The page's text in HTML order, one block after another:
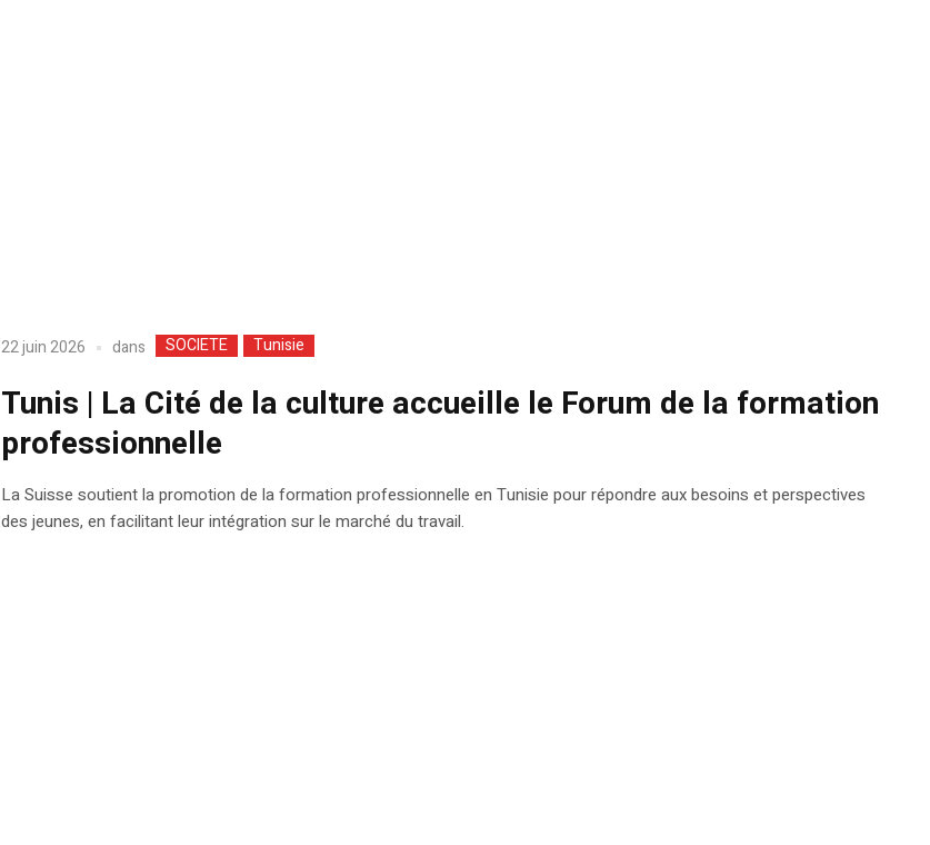
22 juin 2026 dans SOCIETE Tunisie
Tunis | La Cité de la culture accueille le Forum de la formation
professionnelle
La Suisse soutient la promotion de la formation professionnelle en Tunisie pour répondre aux besoins et perspectives
des jeunes, en facilitant leur intégration sur le marché du travail.